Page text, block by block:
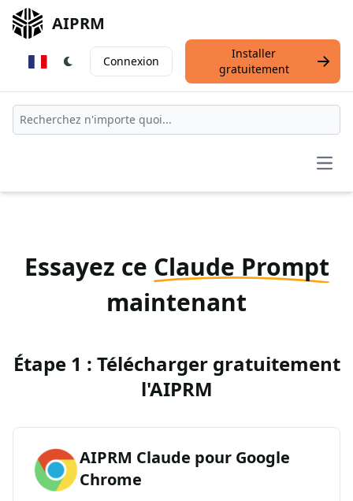
AIPRM
Connexion
Installer
gratuitement
Essayez ce Claude Prompt
maintenant
Étape 1 : Télécharger gratuitement
l'AIPRM
AIPRM Claude pour Google
Chrome